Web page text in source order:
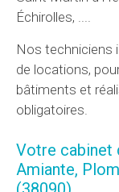
Échirolles, ....
Nos techniciens
de locations,
bâtiments et
obligatoires.
Votre cabinet
Amiante,